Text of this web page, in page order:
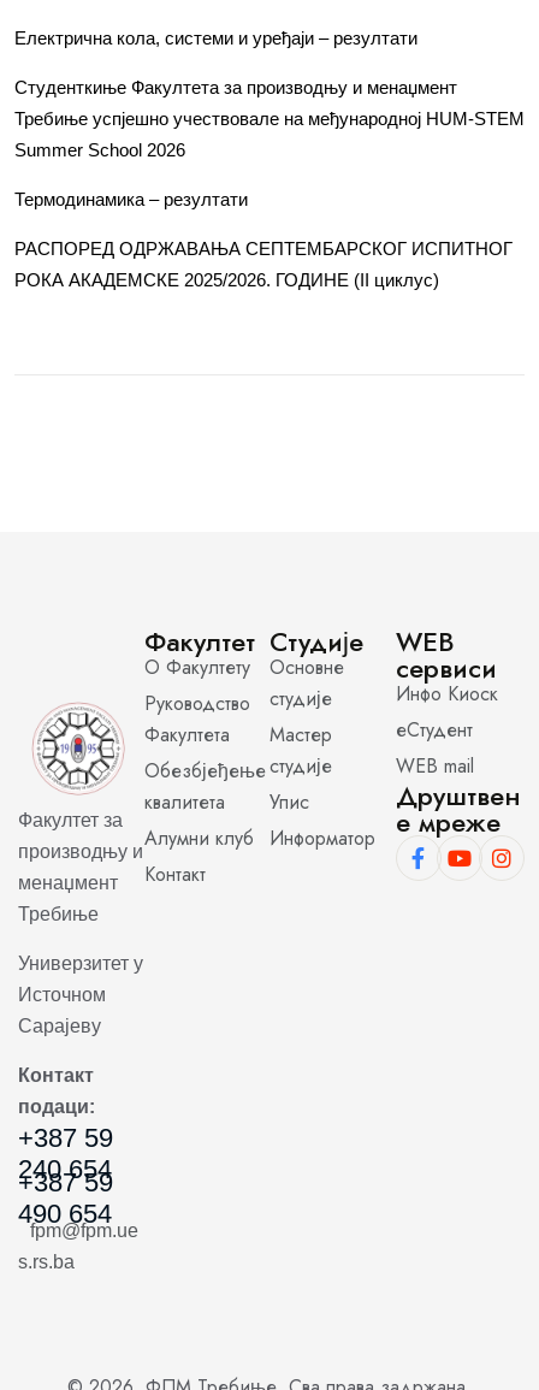
Електрична кола, системи и уређаји – резултати
Студенткиње Факултета за производњу и менаџмент
Требиње успјешно учествовале на међународној HUM-STEM
Summer School 2026
Термодинамика – резултати
РАСПОРЕД ОДРЖАВАЊА СЕПТЕМБАРСКОГ ИСПИТНОГ
РОКА АКАДЕМСКЕ 2025/2026. ГОДИНЕ (II циклус)
Факултет за
производњу и
менаџмент
Требиње
Универзитет у
Источном
Сарајеву
Контакт
подаци:
+387 59
240 654
+387 59
490 654
fpm@fpm.ue
s.rs.ba
Факултет
О Факултету
Руководство
Факултета
Обезбјеђење
квалитета
Алумни клуб
Контакт
Студије
Основне
студије
Мастер
студије
Упис
Информатор
WEB
сервиси
Инфо Киоск
еСтудент
WEB mail
Друштвен
е мреже